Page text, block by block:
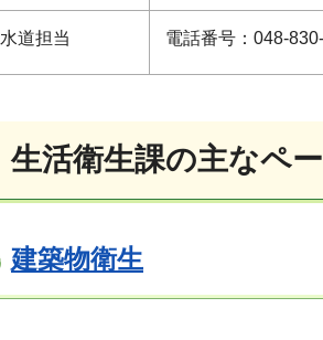
水道担当 電話番号：048-
生活衛生課の主なペ
建築物衛生